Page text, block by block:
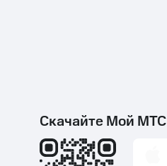
Скачайте Мой МТС